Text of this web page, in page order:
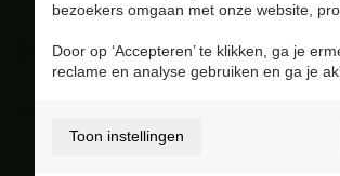
Bezoek onze Facebook pagina
4.8/ 5
Op basis van 227 reviews
bezoekers omgaan met onze website,
Door op ‘Accepteren’ te klikken, ga je
reclame en analyse gebruiken en ga je
Toon instellingen